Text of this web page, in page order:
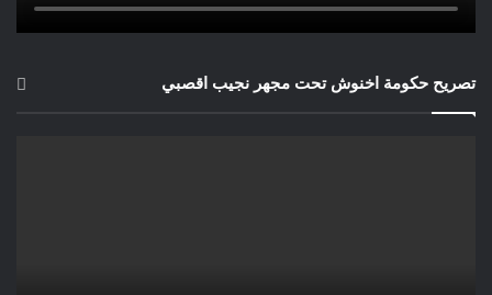
تصريح حكومة اخنوش تحت مجهر نجيب اقصبي